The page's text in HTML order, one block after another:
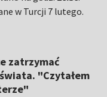
w Turcji 7 lutego.
zatrzymać
"Czytałem